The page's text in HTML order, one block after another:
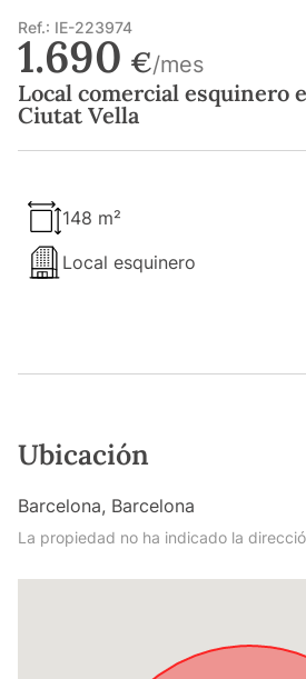
Ref.: IE-223974
1.690 €/mes
Local comercial esquinero
Ciutat Vella
148 m²
Local esquinero
Ubicación
Barcelona, Barcelona
La propiedad no ha indicado la